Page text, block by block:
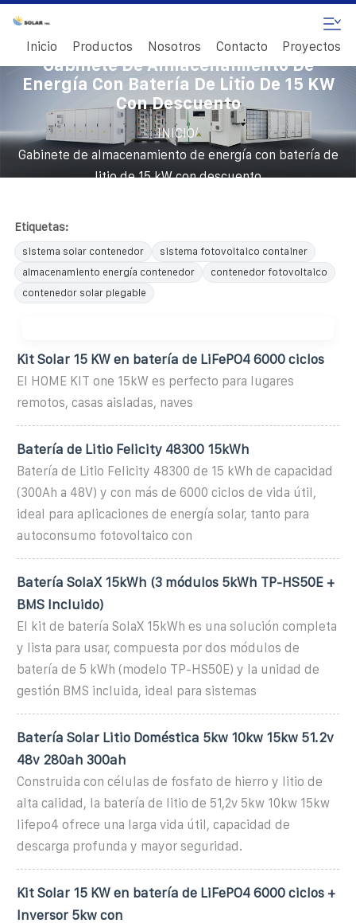
Inicio Productos Nosotros Contacto Proyectos
Gabinete De Almacenamiento De
Energía Con Batería De Litio De 15 KW
Con Descuento
INICIO/
Gabinete de almacenamiento de energía con batería de
litio de 15 kW con descuento
Etiquetas:
sistema solar contenedor
sistema fotovoltaico container
almacenamiento energía contenedor
contenedor fotovoltaico
contenedor solar plegable
Kit Solar 15 KW en batería de LiFePO4 6000 ciclos
El HOME KIT one 15kW es perfecto para lugares
remotos, casas aisladas, naves
Batería de Litio Felicity 48300 15kWh
Batería de Litio Felicity 48300 de 15 kWh de capacidad
(300Ah a 48V) y con más de 6000 ciclos de vida útil,
ideal para aplicaciones de energía solar, tanto para
autoconsumo fotovoltaico con
Batería SolaX 15kWh (3 módulos 5kWh TP-HS50E +
BMS Incluido)
El kit de batería SolaX 15kWh es una solución completa
y lista para usar, compuesta por dos módulos de
batería de 5 kWh (modelo TP-HS50E) y la unidad de
gestión BMS incluida, ideal para sistemas
Batería Solar Litio Doméstica 5kw 10kw 15kw 51.2v
48v 280ah 300ah
Construida con células de fosfato de hierro y litio de
alta calidad, la batería de litio de 51,2v 5kw 10kw 15kw
lifepo4 ofrece una larga vida útil, capacidad de
descarga profunda y mayor seguridad.
Kit Solar 15 KW en batería de LiFePO4 6000 ciclos +
Inversor 5kw con